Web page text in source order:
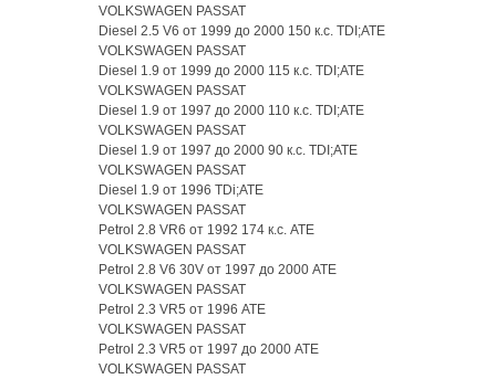
VOLKSWAGEN PASSAT
Diesel 2.5 V6 от 1999 до 2000 150 к.с. TDI;ATE
VOLKSWAGEN PASSAT
Diesel 1.9 от 1999 до 2000 115 к.с. TDI;ATE
VOLKSWAGEN PASSAT
Diesel 1.9 от 1997 до 2000 110 к.с. TDI;ATE
VOLKSWAGEN PASSAT
Diesel 1.9 от 1997 до 2000 90 к.с. TDI;ATE
VOLKSWAGEN PASSAT
Diesel 1.9 от 1996 TDi;ATE
VOLKSWAGEN PASSAT
Petrol 2.8 VR6 от 1992 174 к.с. ATE
VOLKSWAGEN PASSAT
Petrol 2.8 V6 30V от 1997 до 2000 ATE
VOLKSWAGEN PASSAT
Petrol 2.3 VR5 от 1996 ATE
VOLKSWAGEN PASSAT
Petrol 2.3 VR5 от 1997 до 2000 ATE
VOLKSWAGEN PASSAT